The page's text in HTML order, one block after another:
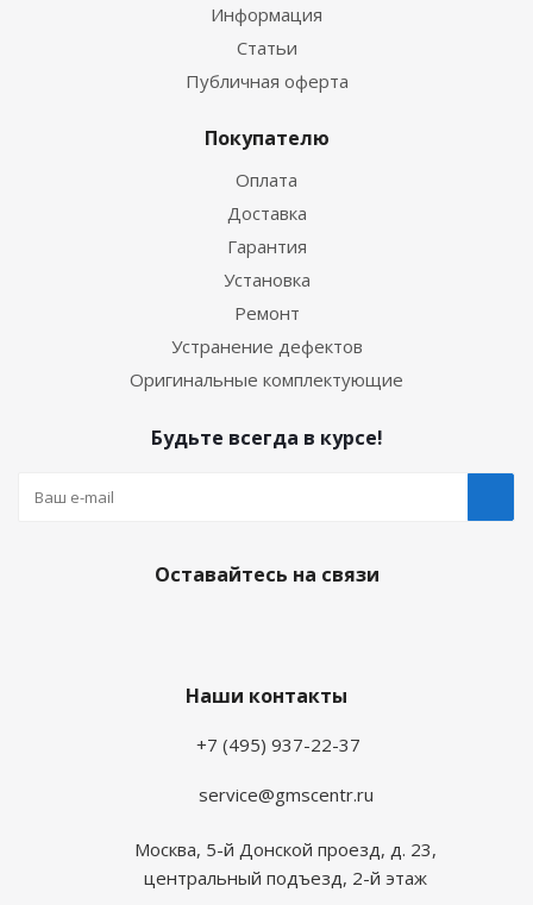
Информация
Статьи
Публичная оферта
Покупателю
Оплата
Доставка
Гарантия
Установка
Ремонт
Устранение дефектов
Оригинальные комплектующие
Будьте всегда в курсе!
Оставайтесь на связи
Наши контакты
+7 (495) 937-22-37
service@gmscentr.ru
Москва, 5-й Донской проезд, д. 23,
центральный подъезд, 2-й этаж